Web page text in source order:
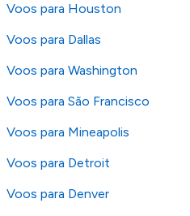
Voos para Houston
Voos para Dallas
Voos para Washington
Voos para São Francisco
Voos para Mineapolis
Voos para Detroit
Voos para Denver